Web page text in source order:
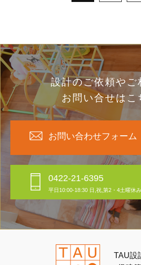
設計のご依頼やご
お問い合せはこ
お問い合わせフォーム
0422-21-6395
平日10:00-18:30 日,祝,第2・4土曜休み
TAU設